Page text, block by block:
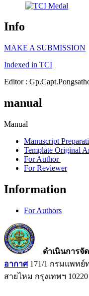
Info
MAKE A SUBMISSION
Indexed in TCI
Editor :
manual
Manual
Manuscript
Template Original
For Author
For Reviewer
Information
For Authors
ดำเนินการจั
อากาศ 171/1 กรมแพท
สายไหม กรุงเทพฯ 10220